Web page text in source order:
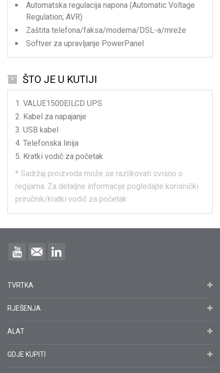
Automatska regulacija napona (Automatic Voltage
Regulation; AVR)
Zaštita telefona/faksa/modema/DSL-a/mreže
Softver za upravljanje PowerPanel
ŠTO JE U KUTIJI
VALUE1500EILCD UPS
Kabel za napajanje
USB kabel
Telefonska linija
Kratki vodič za početak
* Sadržaj proizvoda može se razlikovati ovisno o
regijama. Za detaljne informacije pogledajte korisnički
priručnik/kratki vodič za početak
TVRTKA
RJEŠENJA
ALAT
GDJE KUPITI